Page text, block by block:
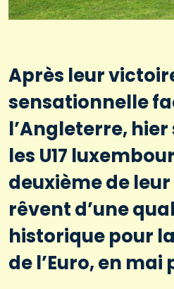
Après leur
sensationnelle
l’Angleterre, hier
les U17
deuxième de
rêvent d’une
historique pour
de l’Euro, en